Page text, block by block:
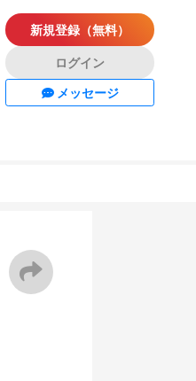
新規登録（無料）
ログイン
メッセージ